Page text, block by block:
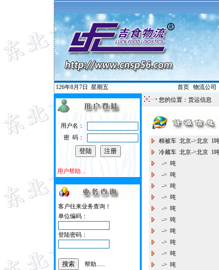
126年8月7日 星期五 首页| 物流公司
用户名：
密 码：
用户帮助...
客户往来业务查询！
单位编码：
登陆密码：
帮助......
您的位置： 货运信息
棉被车 北京->北京 1
冷藏车 北京->北京 1
-> 吨
-> 吨
-> 吨
-> 吨
-> 吨
-> 吨
-> 吨
-> 吨
-> 吨
-> 吨